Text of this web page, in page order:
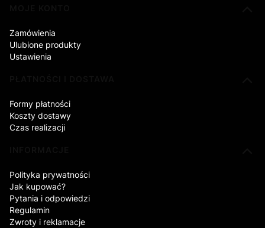
Zamówienia
Ulubione produkty
Ustawienia
Formy płatności
Koszty dostawy
Czas realizacji
Polityka prywatności
Jak kupować?
Pytania i odpowiedzi
Regulamin
Zwroty i reklamacje